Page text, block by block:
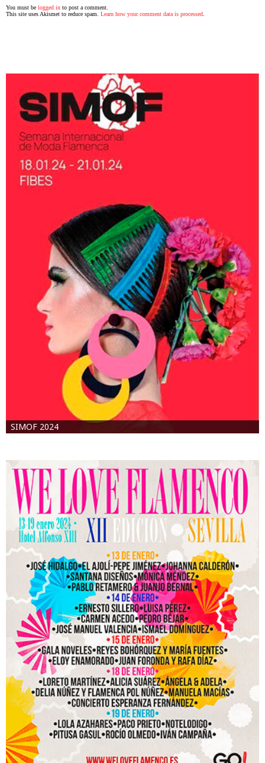
You must be logged in to post a comment.
This site uses Akismet to reduce spam. Learn how your comment data is processed
SIMOF 2024